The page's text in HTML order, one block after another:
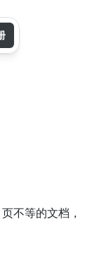
不等的文档，